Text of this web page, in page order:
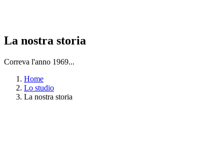
La nostra storia
Correva l'anno 1969...
Home
Lo studio
La nostra storia